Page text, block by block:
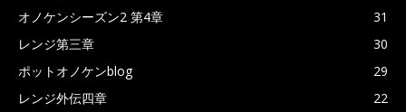
オノケンシーズン2 第4章
31
レンジ第三章
30
ポットオノケンblog
29
レンジ外伝四章
22